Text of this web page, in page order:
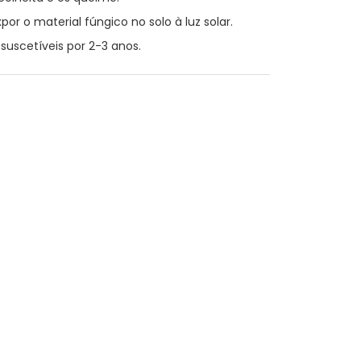
o material fúngico no solo à luz solar.
por 2-3 anos.